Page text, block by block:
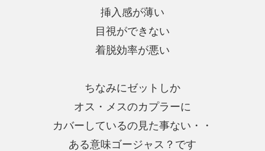
挿入感が薄い
目視ができない
着脱効率が悪い
ちなみにゼットしか
オス・メスのカプラーに
カバーしているの見た事ない・・
ある意味ゴージャス？です